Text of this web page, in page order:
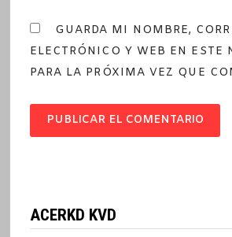
GUARDA MI NOMBRE,
ELECTRÓNICO Y WEB EN ESTE
PARA LA PRÓXIMA VEZ QUE
ACERKD KVD